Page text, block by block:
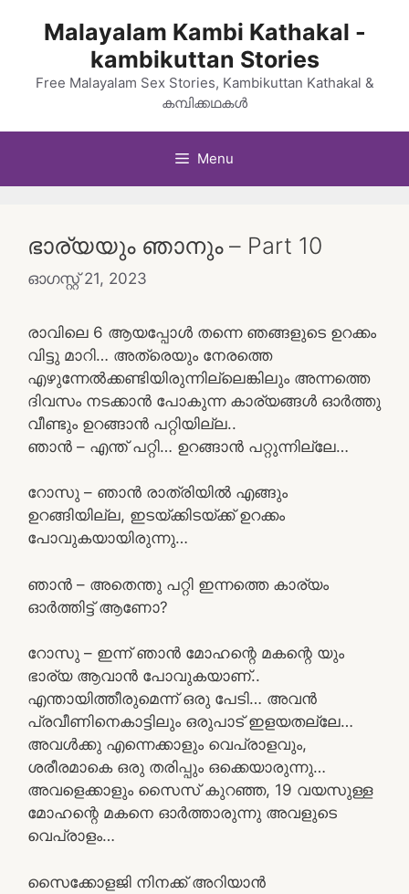
Malayalam Kambi Kathakal -
kambikuttan Stories
Free Malayalam Sex Stories, Kambikuttan Kathakal &
കമ്പിക്കഥകൾ
Menu
ഭാര്യയും ഞാനും – Part 10
ഓഗസ്റ്റ്‌ 21, 2023
രാവിലെ 6 ആയപ്പോൾ തന്നെ ഞങ്ങളുടെ ഉറക്കം
വിട്ടു മാറി… അത്രെയും നേരത്തെ
എഴുന്നേൽക്കണ്ടിയിരുന്നില്ലെങ്കിലും അന്നത്തെ
ദിവസം നടക്കാൻ പോകുന്ന കാര്യങ്ങൾ ഓർത്തു
വീണ്ടും ഉറങ്ങാൻ പറ്റിയില്ല..
ഞാൻ – എന്ത് പറ്റി… ഉറങ്ങാൻ പറ്റുന്നില്ലേ…
റോസു – ഞാൻ രാത്രിയിൽ എങ്ങും
ഉറങ്ങിയില്ല, ഇടയ്ക്കിടയ്ക്ക് ഉറക്കം
പോവുകയായിരുന്നു…
ഞാൻ – അതെന്തു പറ്റി ഇന്നത്തെ കാര്യം
ഓർത്തിട്ട് ആണോ?
റോസു – ഇന്ന് ഞാൻ മോഹന്റെ മകന്റെ യും
ഭാര്യ ആവാൻ പോവുകയാണ്..
എന്തായിത്തീരുമെന്ന് ഒരു പേടി… അവൻ
പ്രവീണിനെകാട്ടിലും ഒരുപാട് ഇളയതല്ലേ…
അവൾക്കു എന്നെക്കാളും വെപ്രാളവും,
ശരീരമാകെ ഒരു തരിപ്പും ഒക്കെയാരുന്നു…
അവളെക്കാളും സൈസ് കുറഞ്ഞ, 19 വയസുള്ള
മോഹന്റെ മകനെ ഓർത്താരുന്നു അവളുടെ
വെപ്രാളം…
സൈക്കോളജി നിനക്ക് അറിയാൻ